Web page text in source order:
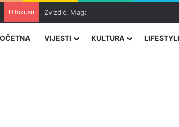
U fokusu Zvizdić, Magazinović i Kojović traže
VIJESTI KULTURA